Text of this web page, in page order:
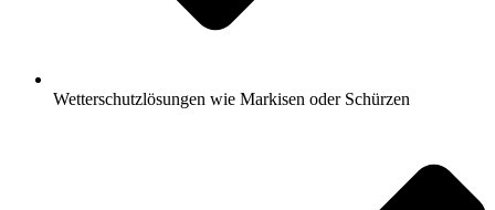
Wetterschutzlösungen wie Markisen oder Schürzen